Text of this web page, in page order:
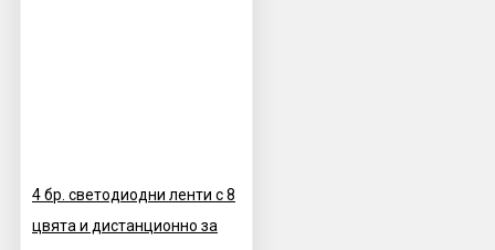
4 бр. светодиодни ленти с 8
цвята и дистанционно за